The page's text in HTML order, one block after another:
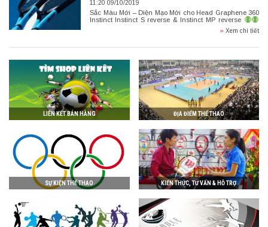
11:20 09/10/2019
Sắc Màu Mới – Diện Mạo Mới cho Head Graphene 360
Instinct Instinct S reverse & Instinct MP reverse
Head Graphene 360 Instinct S reverse là một phiên
» Xem chi tiết
LIÊN KẾT BÁN HÀNG ĐỊA ĐIỂM THỂ THAO
SỰ KIỆN THỂ THAO KIẾN THỨC, TƯ VẤN & HỖ TRỢ